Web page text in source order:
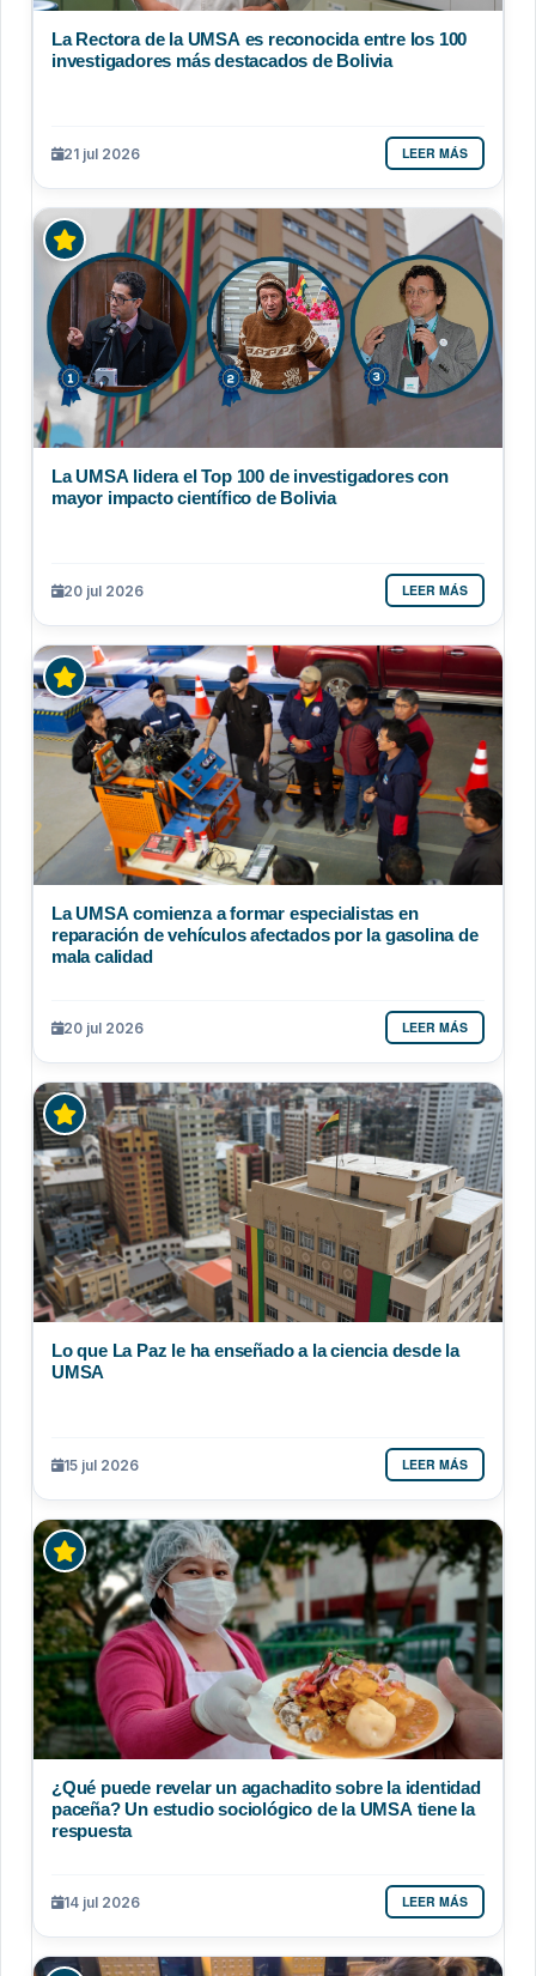
La Rectora de la UMSA es reconocida entre los 100
investigadores más destacados de Bolivia
21 jul 2026 LEER MÁS
La UMSA lidera el Top 100 de investigadores con
mayor impacto científico de Bolivia
20 jul 2026 LEER MÁS
La UMSA comienza a formar especialistas en
reparación de vehículos afectados por la gasolina de
mala calidad
20 jul 2026 LEER MÁS
Lo que La Paz le ha enseñado a la ciencia desde la
UMSA
15 jul 2026 LEER MÁS
¿Qué puede revelar un agachadito sobre la identidad
paceña? Un estudio sociológico de la UMSA tiene la
respuesta
14 jul 2026 LEER MÁS